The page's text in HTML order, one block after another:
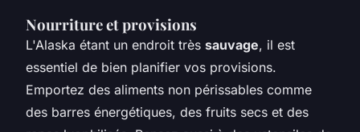
Nourriture et provisions
L'Alaska étant un endroit très sauvage, il est
essentiel de bien planifier vos provisions.
Emportez des aliments non périssables comme
des barres énergétiques, des fruits secs et des